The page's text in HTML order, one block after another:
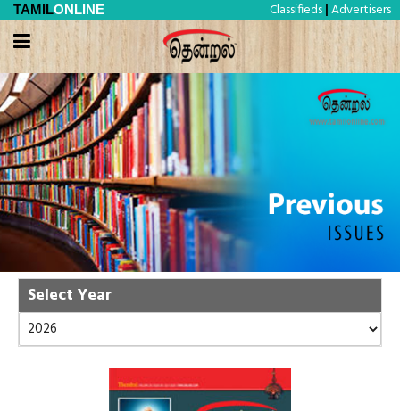
TAMILONLINE Classifieds | Advertisers
Select Year